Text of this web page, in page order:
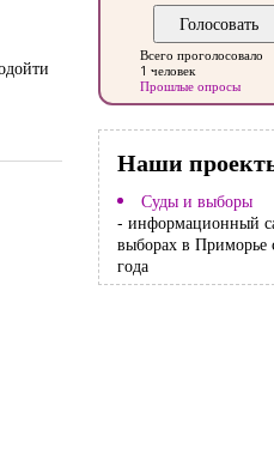
Всего проголосовало
1 человек
Прошлые опросы
Наши
Суды и выборы
- информационный
выборах в Приморье
года